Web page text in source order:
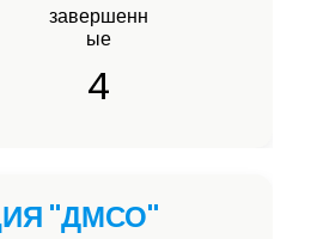
завершенн
ые
4
"ДМСО"